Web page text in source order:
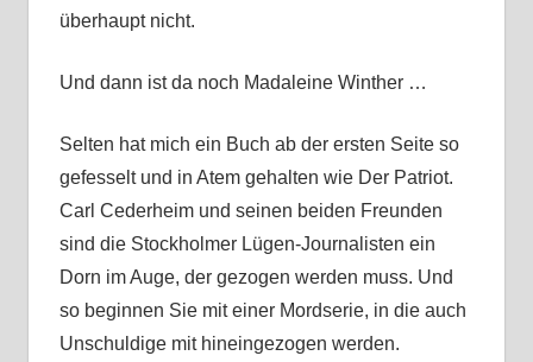
überhaupt nicht.
Und dann ist da noch Madaleine Winther …
Selten hat mich ein Buch ab der ersten Seite so
gefesselt und in Atem gehalten wie Der Patriot.
Carl Cederheim und seinen beiden Freunden
sind die Stockholmer Lügen-Journalisten ein
Dorn im Auge, der gezogen werden muss. Und
so beginnen Sie mit einer Mordserie, in die auch
Unschuldige mit hineingezogen werden.